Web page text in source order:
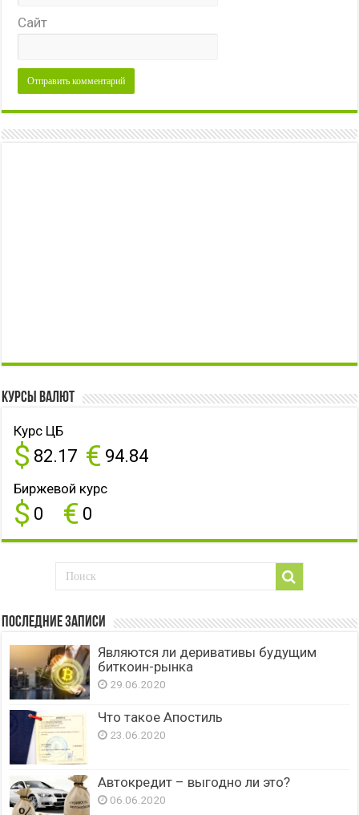
Сайт
Курсы валют
Курс ЦБ
$ 82.17 € 94.84
Биржевой курс
$ 0 € 0
Последние записи
Являются ли деривативы будущим
биткоин-рынка
29.06.2020
Что такое Апостиль
23.06.2020
Автокредит – выгодно ли это?
06.06.2020